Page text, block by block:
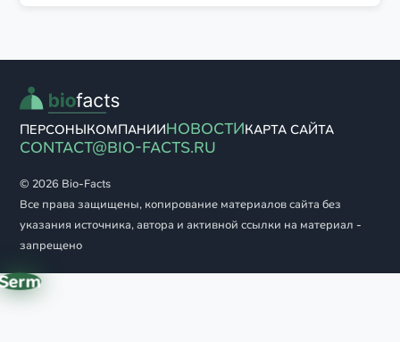
ПЕРСОНЫКОМПАНИИНОВОСТИКАРТА САЙТА
CONTACT@BIO-FACTS.RU
© 2026 Bio-Facts
Все права защищены, копирование материалов сайта без
указания источника, автора и активной ссылки на материал -
запрещено